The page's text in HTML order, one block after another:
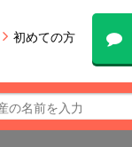
初めての方